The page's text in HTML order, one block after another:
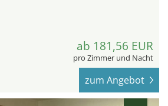
ab 181,56 EUR
pro Zimmer und Nacht
zum Angebot